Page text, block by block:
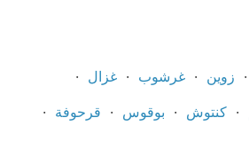
زوين غرشوب
غزال
كنتوش بوقوس
قرحوفة